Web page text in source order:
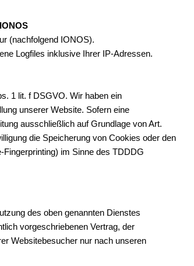
IONOS
(nachfolgend IONOS).
Logfiles inklusive Ihrer IP-Adressen.
1 lit. f DSGVO. Wir haben ein
unserer Website. Sofern eine
ausschließlich auf Grundlage von Art.
die Speicherung von Cookies oder den
im Sinne des TDDDG
des oben genannten Dienstes
vorgeschriebenen Vertrag, der
Websitebesucher nur nach unseren